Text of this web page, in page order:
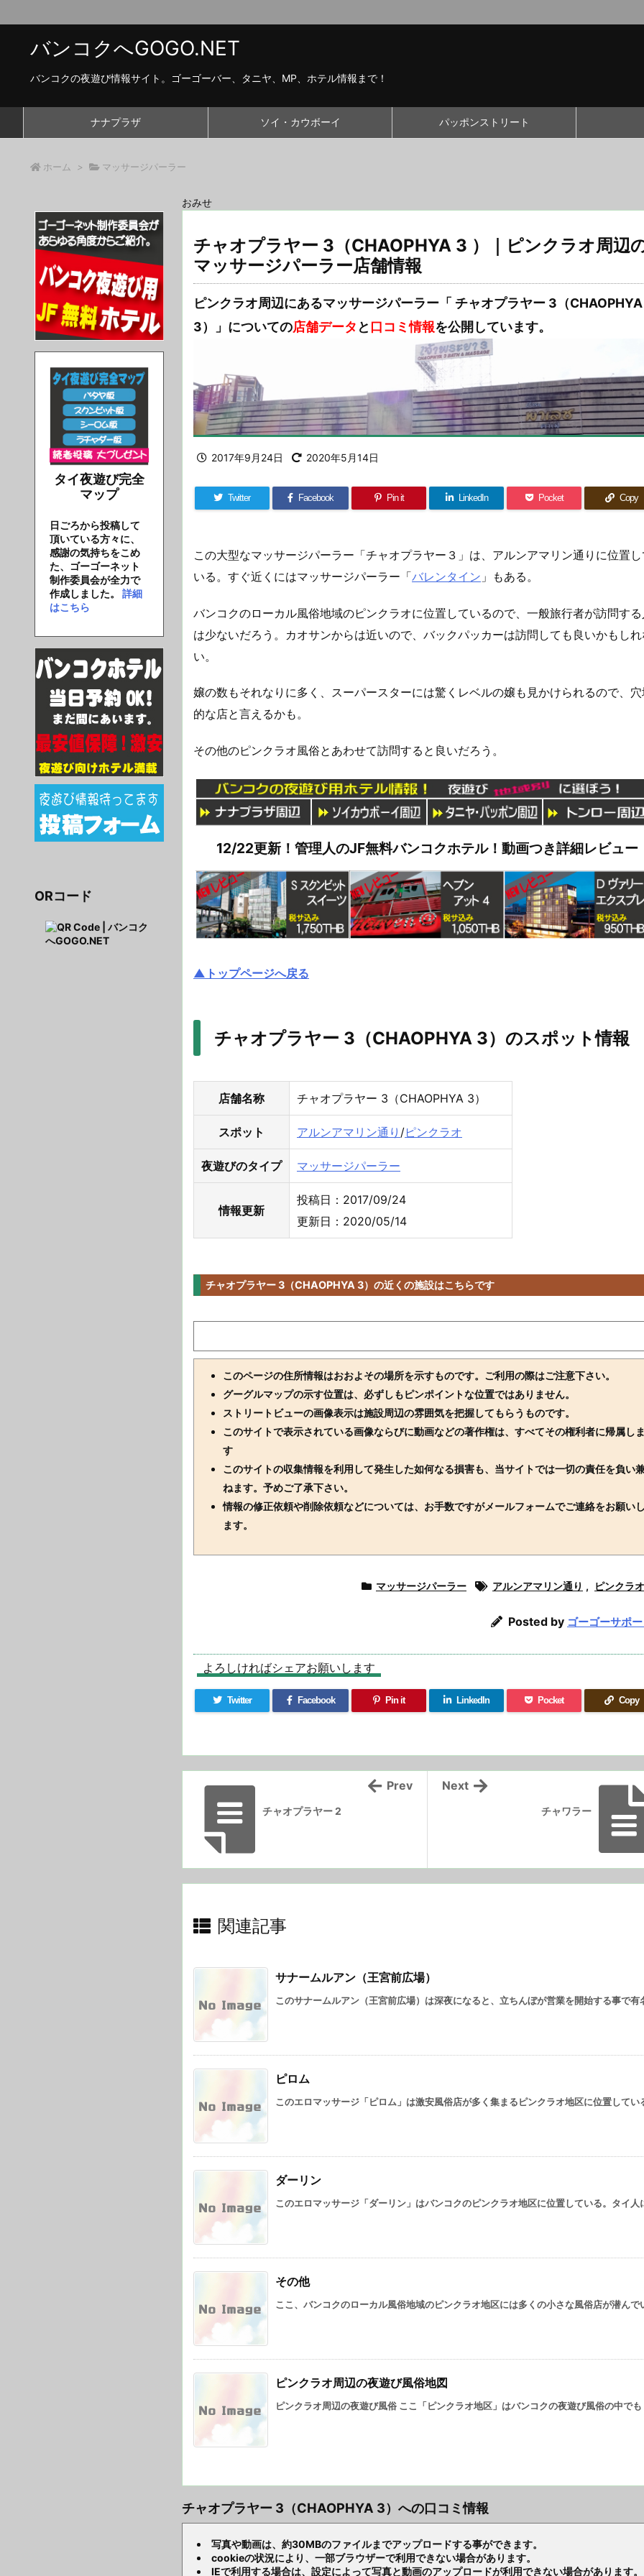
バンコクへGOGO.NET
バンコクの夜遊び情報サイト。ゴーゴーバー、タニヤ、MP、ホテル情報まで！
ナナプラザ ソイ・カウボーイ パッポンストリート
ホーム > マッサージパーラー
おみせ
チャオプラヤー 3（CHAOPHYA 3 ）｜ピンクラオ周辺
マッサージパーラー店舗情報
ピンクラオ周辺にあるマッサージパーラー「 チャオプラヤー 3（CHAOPHYA
3）」についての店舗データ と 口コミ情報を公開しています。
2017年9月24日 2020年5月14日
Twitter Facebook Pin it LinkedIn Pocket Copy
この大型なマッサージパーラー「チャオプラヤー３」は、アルンアマリン通りに位置
いる。すぐ近くにはマッサージパーラー「バレンタイン 」もある。
バンコクのローカル風俗地域のピンクラオに位置しているので、一般旅行者が訪問す
は少ないだろう。カオサンからは近いので、バックパッカーは訪問しても良いかもし
い。
嬢の数もそれなりに多く、スーパースターには驚くレベルの嬢も見かけられるので、
的な店と言えるかも。
その他のピンクラオ風俗とあわせて訪問すると良いだろう。
12/22更新！管理人のJF無料バンコクホテル！動画つき詳細レビュー
▲トップページへ戻る
チャオプラヤー 3（CHAOPHYA 3）のスポット情報
店舗名称 チャオプラヤー 3（CHAOPHYA 3）
スポット アルンアマリン通り /ピンクラオ
夜遊びのタイプ マッサージパーラー
情報更新
投稿日：2017/09/24
更新日：2020/05/14
チャオプラヤー 3（CHAOPHYA 3）の近くの施設はこちらです
このページの住所情報はおおよその場所を示すものです。ご利用の際はご注意下さい。
グーグルマップの示す位置は、必ずしもピンポイントな位置ではありません。
ストリートビューの画像表示は施設周辺の雰囲気を把握してもらうものです。
このサイトで表示されている画像ならびに動画などの著作権は、すべてその権利者に帰属し
す
このサイトの収集情報を利用して発生した如何なる損害も、当サイトでは一切の責任を負い
ねます。予めご了承下さい。
情報の修正依頼や削除依頼などについては、お手数ですがメールフォームでご連絡をお願い
ます。
マッサージパーラー アルンアマリン通り , ピンクラオ
Posted by ゴーゴーサポ
よろしければシェアお願いします
Twitter Facebook Pin it LinkedIn Pocket Copy
チャワラー
Next
チャオプラヤー 2
Prev
関連記事
サナームルアン（王宮前広場）
このサナームルアン（王宮前広場）は深夜になると、立ちんぼが営業を開始する事で有
ピロム
このエロマッサージ「ピロム」は激安風俗店が多く集まるピンクラオ地区に位置してい
ダーリン
このエロマッサージ「ダーリン」はバンコクのピンクラオ地区に位置している。タイ人
その他
ここ、バンコクのローカル風俗地域のピンクラオ地区には多くの小さな風俗店が潜んで
ピンクラオ周辺の夜遊び風俗地図
ピンクラオ周辺の夜遊び風俗 ここ「ピンクラオ地区」はバンコクの夜遊び風俗の中で
チャオプラヤー 3（CHAOPHYA 3）への口コミ情報
写真や動画は、約30MBのファイルまでアップロードする事ができます。
cookieの状況により、一部ブラウザーで利用できない場合があります。
IEで利用する場合は、設定によって写真と動画のアップロードが利用できない場合があります。
タイ夜遊び完全
マップ
日ごろから投稿して
頂いている方々に、
感謝の気持ちをこめ
た、ゴーゴーネット
制作委員会が全力で
作成しました。 詳細
はこちら
ORコード